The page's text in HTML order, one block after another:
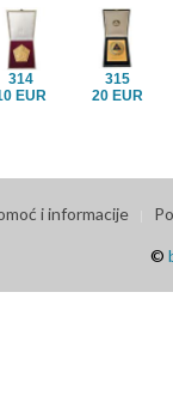
314
EUR
315
20 EUR
i informacije
©